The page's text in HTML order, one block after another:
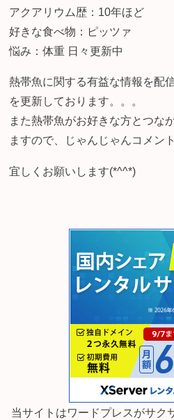
アクアリウム歴：10年ほど
好きな食べ物：ピッツァ
悩み：体重 日々更新中
熱帯魚に関する有益な情報を配
を更新しております。。。
また熱帯魚がお好きな方とつな
ますので、じゃんじゃんコメン
宜しくお願いします(*^^*)
当サイトはワードプレスがサク